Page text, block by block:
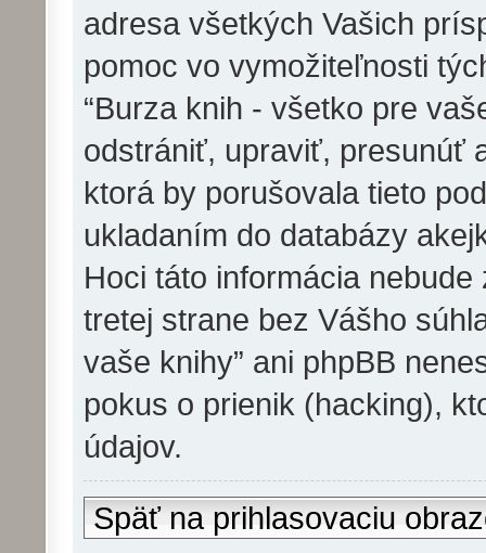
adresa všetkých Vašich
pomoc vo vymožiteľnosti
“Burza knih - všetko pre
odstrániť, upraviť, presunúť
ktorá by porušovala tieto
ukladaním do databázy
Hoci táto informácia
tretej strane bez Vášho
vaše knihy” ani phpBB
pokus o prienik (hacking),
údajov.
Späť na prihlasovaciu